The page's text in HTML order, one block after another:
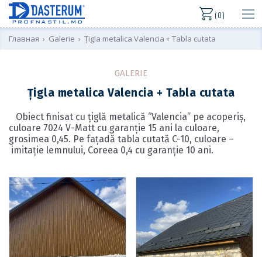
( 0 )
Главная › Galerie › Țigla metalica Valencia + Tabla cutata
GALERIE
Țigla metalica Valencia + Tabla cutata
Obiect finisat cu țiglă metalică “Valencia” pe acoperiș,
culoare 7024 V-Matt cu garanție 15 ani la culoare,
grosimea 0,45. Pe fațadă tabla cutată C-10, culoare –
imitație lemnului, Coreea 0,4 cu garanție 10 ani.